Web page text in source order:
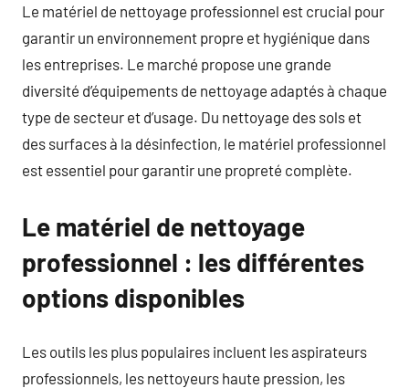
Le matériel de nettoyage professionnel est crucial pour
garantir un environnement propre et hygiénique dans
les entreprises. Le marché propose une grande
diversité d’équipements de nettoyage adaptés à chaque
type de secteur et d’usage. Du nettoyage des sols et
des surfaces à la désinfection, le matériel professionnel
est essentiel pour garantir une propreté complète.
Le matériel de nettoyage
professionnel : les différentes
options disponibles
Les outils les plus populaires incluent les aspirateurs
professionnels, les nettoyeurs haute pression, les